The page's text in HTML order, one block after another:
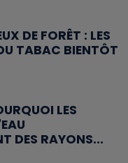
DE FORÊT : LES
TABAC BIENTÔT
LES
DES RAYONS...